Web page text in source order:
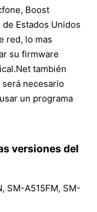
Boost
Estados Unidos
red, lo mas
su firmware
también
necesario
un programa
versiones del
SM-A515FM, SM-